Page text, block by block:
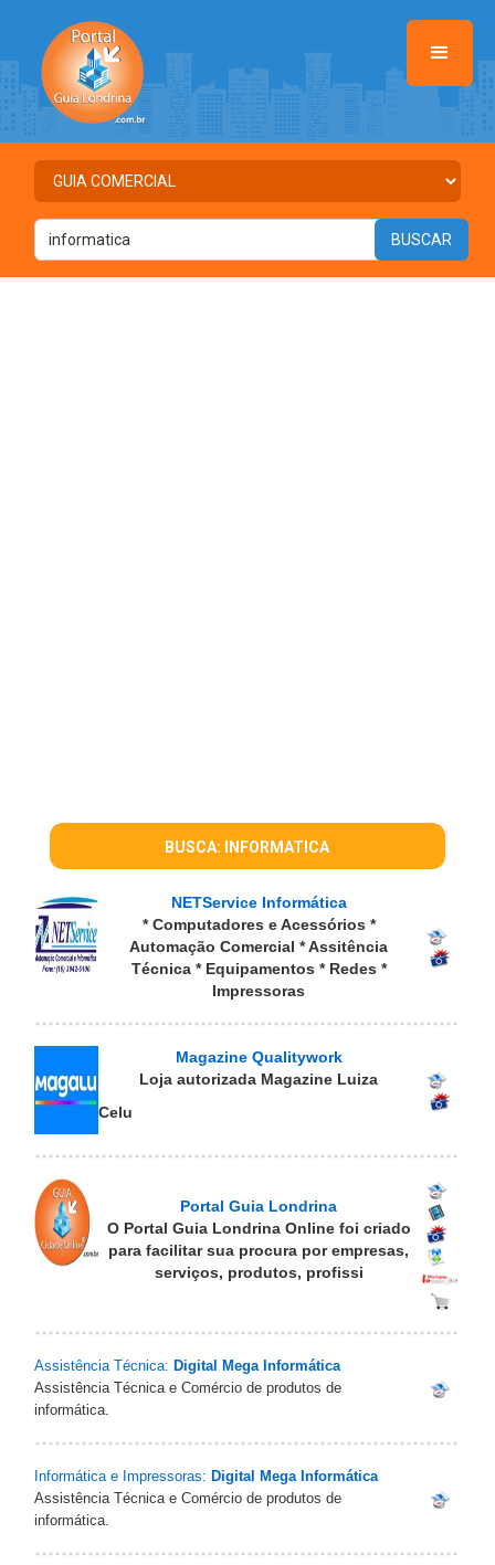
BUSCA: INFORMATICA
NETService Informática
* Computadores e Acessórios *
Automação Comercial * Assitência
Técnica * Equipamentos * Redes *
Impressoras
Magazine Qualitywork
Loja autorizada Magazine Luiza
Celu
Portal Guia Londrina
O Portal Guia Londrina Online foi criado
para facilitar sua procura por empresas,
serviços, produtos, profissi
Assistência Técnica: Digital Mega Informática
Assistência Técnica e Comércio de produtos de
informática.
Informática e Impressoras: Digital Mega Informática
Assistência Técnica e Comércio de produtos de
informática.